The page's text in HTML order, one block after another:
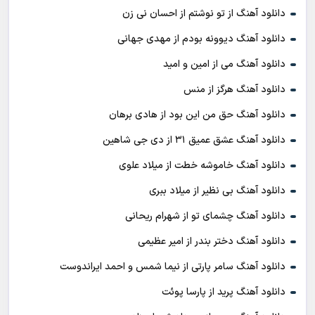
دانلود آهنگ از تو نوشتم از احسان نی زن
دانلود آهنگ دیوونه بودم از مهدی جهانی
دانلود آهنگ می از امین و امید
دانلود آهنگ هرگز از منس
دانلود آهنگ حق من این بود از هادی برهان
دانلود آهنگ عشق عمیق ۳۱ از دی جی شاهین
دانلود آهنگ خاموشه خطت از میلاد علوی
دانلود آهنگ بی نظیر از میلاد ببری
دانلود آهنگ چشمای تو از شهرام ریحانی
دانلود آهنگ دختر بندر از امیر عظیمی
دانلود آهنگ سامر پارتی از نیما شمس و احمد ایراندوست
دانلود آهنگ پرید از پارسا پوئت